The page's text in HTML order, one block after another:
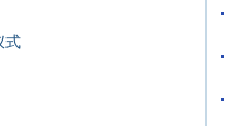
式